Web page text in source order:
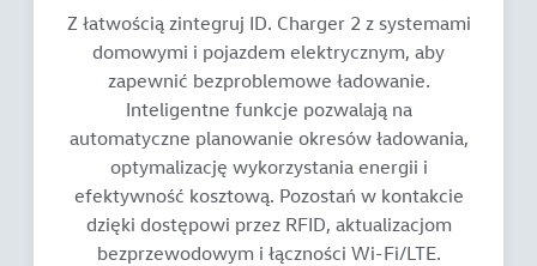
Z łatwością zintegruj ID. Charger 2 z systemami
domowymi i pojazdem elektrycznym, aby
zapewnić bezproblemowe ładowanie.
Inteligentne funkcje pozwalają na
automatyczne planowanie okresów ładowania,
optymalizację wykorzystania energii i
efektywność kosztową. Pozostań w kontakcie
dzięki dostępowi przez RFID, aktualizacjom
bezprzewodowym i łączności Wi-Fi/LTE.